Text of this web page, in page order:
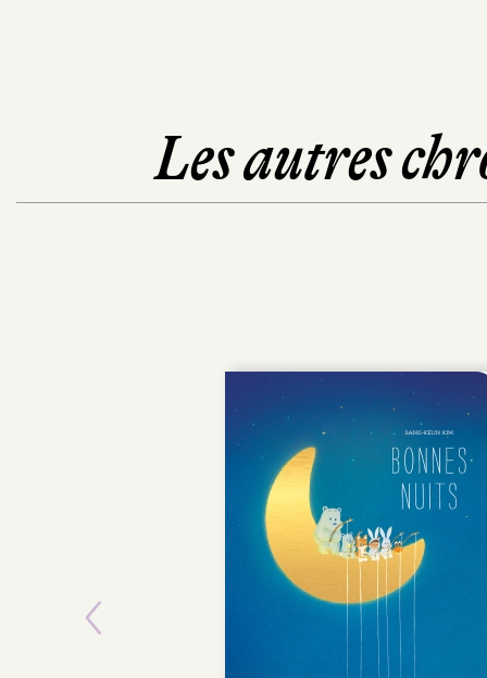
Les autres
Previous